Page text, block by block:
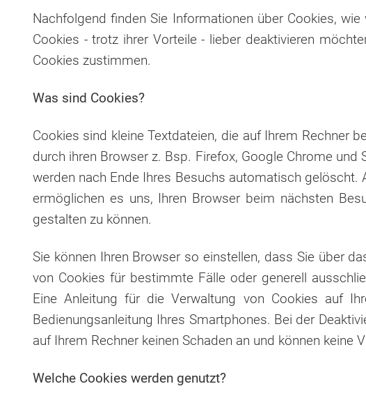
Nachfolgend finden Sie Informationen über Cookies,
Cookies - trotz ihrer Vorteile - lieber deaktivieren
Cookies zustimmen.
Was sind Cookies?
Cookies sind kleine Textdateien, die auf Ihrem Rechner
durch ihren Browser z. Bsp. Firefox, Google Chrome
werden nach Ende Ihres Besuchs automatisch
ermöglichen es uns, Ihren Browser beim nächsten
gestalten zu können.
Sie können Ihren Browser so einstellen, dass Sie über
von Cookies für bestimmte Fälle oder generell
Eine Anleitung für die Verwaltung von Cookies auf
Bedienungsanleitung Ihres Smartphones. Bei der
auf Ihrem Rechner keinen Schaden an und können keine
Welche Cookies werden genutzt?